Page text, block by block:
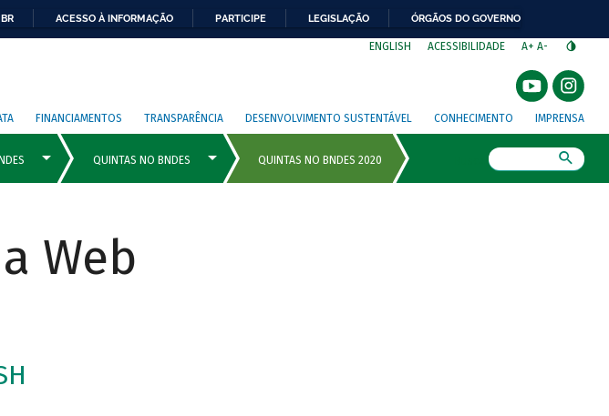
ACESSO À INFORMAÇÃO PARTICIPE LEGISLAÇÃO ÓRGÃOS DO GOVERNO
ENGLISH ACESSIBILIDADE A+ A-
FINANCIAMENTOS TRANSPARÊNCIA DESENVOLVIMENTO SUSTENTÁVEL CONHECIMENTO IMPRENSA
Web